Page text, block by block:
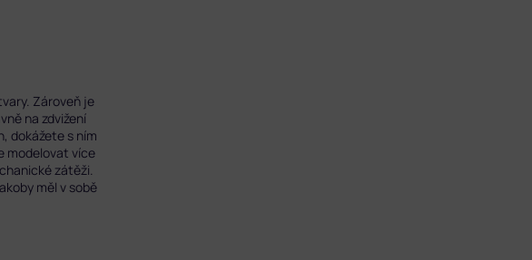
Zároveň je
na zdvižení
dokážete s ním
modelovat více
zátěži.
měl v sobě